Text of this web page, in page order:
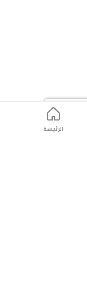
الرئيسة